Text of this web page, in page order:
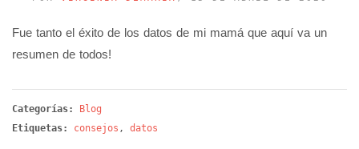
Fue tanto el éxito de los datos de mi mamá que aquí va un
resumen de todos!
Categorías: Blog
Etiquetas:
consejos , datos